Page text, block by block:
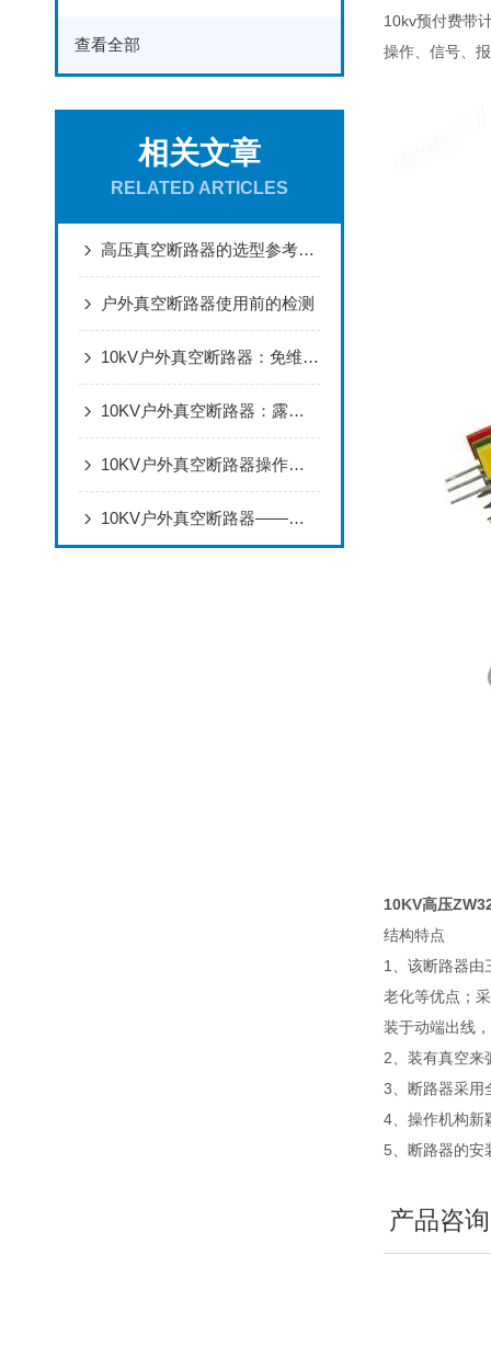
查看全部
相关文章
RELATED ARTICLES
高压真空断路器的选型参考了解下呢
户外真空断路器使用前的检测
10kV户外真空断路器：免维护设计，适配电网架空线路分合闸
10KV户外真空断路器：露天用不怕风吹雨打，配电线路断电合闸超可靠
10KV户外真空断路器操作全流程：安装调试、分合闸操作与状态检查
10KV户外真空断路器——保障电力系统可靠供电的重要设备
10kv预付费带
操作、信号、
10KV高压
结构特点
1、该断路器由
老化等优点；
装于动端出线
2、装有真空来
3、断路器采用
4、操作机构新
5、断路器的安
产品咨询